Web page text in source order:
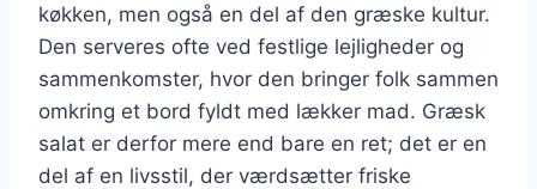
køkken, men også en del af den græske kultur.
Den serveres ofte ved festlige lejligheder og
sammenkomster, hvor den bringer folk sammen
omkring et bord fyldt med lækker mad. Græsk
salat er derfor mere end bare en ret; det er en
del af en livsstil, der værdsætter friske